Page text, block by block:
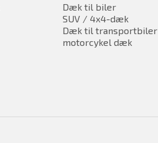
Dæk til biler
SUV / 4x4-dæk
Dæk til transportbiler
motorcykel dæk